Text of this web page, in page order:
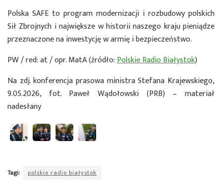
Polska SAFE to program modernizacji i rozbudowy polskich
Sił Zbrojnych i największe w historii naszego kraju pieniądze
przeznaczone na inwestycję w armię i bezpieczeństwo.
PW / red: at / opr. MatA (źródło:Polskie Radio Białystok)
Na zdj. konferencja prasowa ministra Stefana Krajewskiego,
9.05.2026, fot. Paweł Wądołowski (PRB) – materiał
nadesłany
Tagi: polskie radio białystok